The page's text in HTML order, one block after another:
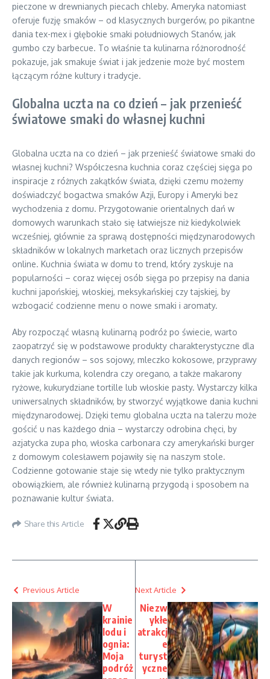
pieczone w drewnianych piecach chleby. Ameryka natomiast
oferuje fuzję smaków – od klasycznych burgerów, po pikantne
dania tex-mex i głębokie smaki południowych Stanów, jak
gumbo czy barbecue. To właśnie ta kulinarna różnorodność
pokazuje, jak smakuje świat i jak jedzenie może być mostem
łączącym różne kultury i tradycje.
Globalna uczta na co dzień – jak przenieść
światowe smaki do własnej kuchni
Globalna uczta na co dzień – jak przenieść światowe smaki do
własnej kuchni? Współczesna kuchnia coraz częściej sięga po
inspiracje z różnych zakątków świata, dzięki czemu możemy
doświadczyć bogactwa smaków Azji, Europy i Ameryki bez
wychodzenia z domu. Przygotowanie orientalnych dań w
domowych warunkach stało się łatwiejsze niż kiedykolwiek
wcześniej, głównie za sprawą dostępności międzynarodowych
składników w lokalnych marketach oraz licznych przepisów
online. Kuchnia świata w domu to trend, który zyskuje na
popularności – coraz więcej osób sięga po przepisy na dania
kuchni japońskiej, włoskiej, meksykańskiej czy tajskiej, by
wzbogacić codzienne menu o nowe smaki i aromaty.
Aby rozpocząć własną kulinarną podróż po świecie, warto
zaopatrzyć się w podstawowe produkty charakterystyczne dla
danych regionów – sos sojowy, mleczko kokosowe, przyprawy
takie jak kurkuma, kolendra czy oregano, a także makarony
ryżowe, kukurydziane tortille lub włoskie pasty. Wystarczy kilka
uniwersalnych składników, by stworzyć wyjątkowe dania kuchni
międzynarodowej. Dzięki temu globalna uczta na talerzu może
gościć u nas każdego dnia – wystarczy odrobina chęci, by
azjatycka zupa pho, włoska carbonara czy amerykański burger
z domowym colesławem pojawiły się na naszym stole.
Codzienne gotowanie staje się wtedy nie tylko praktycznym
obowiązkiem, ale również kulinarną przygodą i sposobem na
poznawanie kultur świata.
Share this Article
Previous Article
W
krainie
lodu i
ognia:
Moja
podróż
Next Article
Niezw
ykłe
atrakcj
e
turyst
yczne